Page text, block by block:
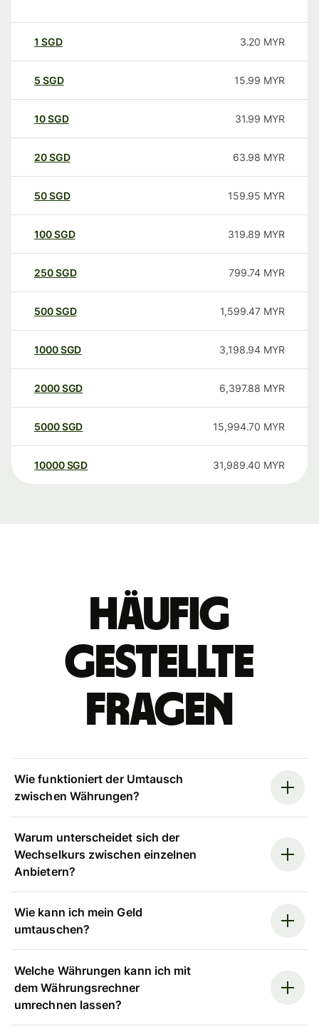
1 SGD 3.20 MYR
5 SGD 15.99 MYR
10SGD 31.99 MYR
20SGD 63.98 MYR
50SGD 159.95 MYR
100SGD 319.89 MYR
250SGD 799.74 MYR
500SGD 1,599.47 MYR
1000SGD 3,198.94 MYR
2000SGD 6,397.88 MYR
5000SGD 15,994.70 MYR
10000 SGD 31,989.40 MYR
Häufig
gestellte
Fragen
Wie funktioniert der Umtausch
zwischen Währungen?
Warum unterscheidet sich der
Wechselkurs zwischen einzelnen
Anbietern?
Wie kann ich mein Geld
umtauschen?
Welche Währungen kann ich mit
dem Währungsrechner
umrechnen lassen?